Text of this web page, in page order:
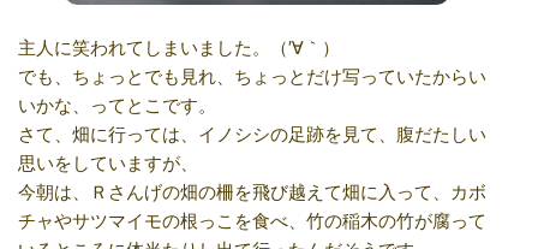
主人に笑われてしまいました。（′∀｀）
でも、ちょっとでも見れ、ちょっとだけ写っていたからい
いかな、ってとこです。
さて、畑に行っては、イノシシの足跡を見て、腹だたしい
思いをしていますが、
今朝は、Ｒさんげの畑の柵を飛び越えて畑に入って、カボ
チャやサツマイモの根っこを食べ、竹の稲木の竹が腐って